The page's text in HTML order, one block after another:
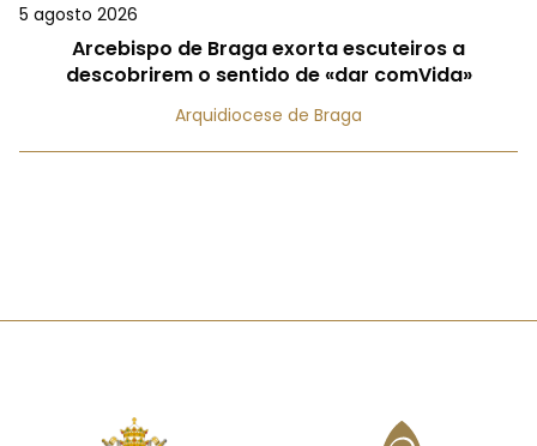
5 agosto 2026
Arcebispo de Braga exorta escuteiros a
descobrirem o sentido de «dar comVida»
Arquidiocese de Braga